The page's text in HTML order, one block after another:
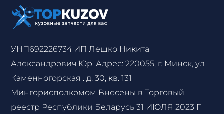
УНП692226734 ИП Лешко Никита
Александрович Юр. Адрес: 220055, г. Минск, ул
Каменногорская . д. 30, кв. 131
Мингорисполкомом Внесены в Торговый
реестр Республики Беларусь 31 ИЮЛЯ 2023 Г